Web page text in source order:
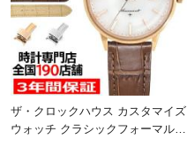
ザ・クロックハウス カスタマイズ
ウォッチ クラシックフォーマル